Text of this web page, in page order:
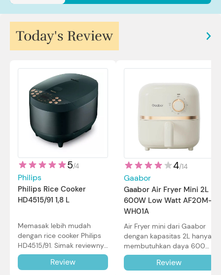
Today's Review
5/4
Philips
Philips Rice Cooker
HD4515/91 1,8 L
Memasak lebih mudah
dengan rice cooker Philips
HD4515/91. Simak reviewnya
di sini.
Review
4/14
Gaabor
Gaabor Air Fryer Mini 2L
600W Low Watt AF20M-
WH01A
Air Fryer mini dari Gaabor
dengan kapasitas 2L hanya
membutuhkan daya 600W
dalam pemakaian. Simak
review selengkapnya di sini.
Review